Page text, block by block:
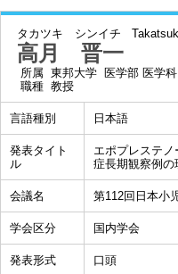
タカツキ シンイチ
高月 晋一
所属 東邦大学 医学部 医学科
職種 教授
言語種別 日本語
発表タイト
ル
エポプレステ
症長期観察例の
会議名 第112回日本小
学会区分 国内学会
発表形式 口頭